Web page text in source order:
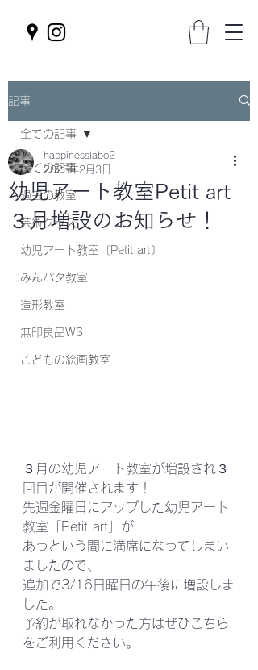
記事
全ての記事
過去の教室
芸術クラス
幼児アート教室〔Petit art〕
みんパタ教室
造形教室
無印良品WS
こどもの絵画教室
全ての記事
幼児アート教室Petit art
３月増設のお知らせ！
happinesslabo2
2025年2月3日
３月の幼児アート教室が増設され３
回目が開催されます！
先週金曜日にアップした幼児アート
教室「Petit art」が
あっという間に満席になってしまい
ましたので、
追加で3/16日曜日の午後に増設しま
した。
予約が取れなかった方はぜひこちら
をご利用ください。